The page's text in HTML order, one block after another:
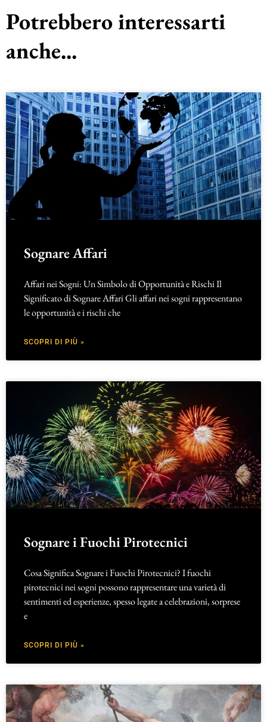
Potrebbero interessarti
anche...
Sognare Affari
Affari nei Sogni: Un Simbolo di Opportunità e Rischi Il
Significato di Sognare Affari Gli affari nei sogni rappresentano
le opportunità e i rischi che
SCOPRI DI PIÙ »
Sognare i Fuochi Pirotecnici
Cosa Significa Sognare i Fuochi Pirotecnici? I fuochi
pirotecnici nei sogni possono rappresentare una varietà di
sentimenti ed esperienze, spesso legate a celebrazioni, sorprese
e
SCOPRI DI PIÙ »